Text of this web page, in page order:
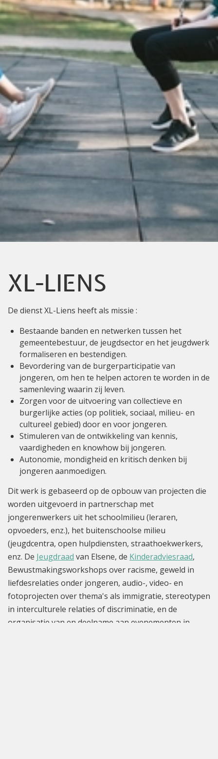
XL-LIENS
De dienst XL-Liens heeft als missie :
Bestaande banden en netwerken tussen het
gemeentebestuur, de jeugdsector en het jeugdwerk
formaliseren en bestendigen.
Bevordering van de burgerparticipatie van
jongeren, om hen te helpen actoren te worden in de
samenleving waarin zij leven.
Zorgen voor de uitvoering van collectieve en
burgerlijke acties (op politiek, sociaal, milieu- en
cultureel gebied) door en voor jongeren.
Stimuleren van de ontwikkeling van kennis,
vaardigheden en knowhow bij jongeren.
Autonomie, mondigheid en kritisch denken bij
jongeren aanmoedigen.
Dit werk is gebaseerd op de opbouw van projecten die
worden uitgevoerd in partnerschap met
jongerenwerkers uit het schoolmilieu (leraren,
opvoeders, enz.), het buitenschoolse milieu
(jeugdcentra, open hulpdiensten, straathoekwerkers,
enz. De Jeugdraad van Elsene, de Kinderadviesraad,
Bewustmakingsworkshops over racisme, geweld in
liefdesrelaties onder jongeren, audio-, video- en
fotoprojecten over thema's als immigratie, stereotypen
in interculturele relaties of discriminatie, en de
organisatie van en deelname aan evenementen in